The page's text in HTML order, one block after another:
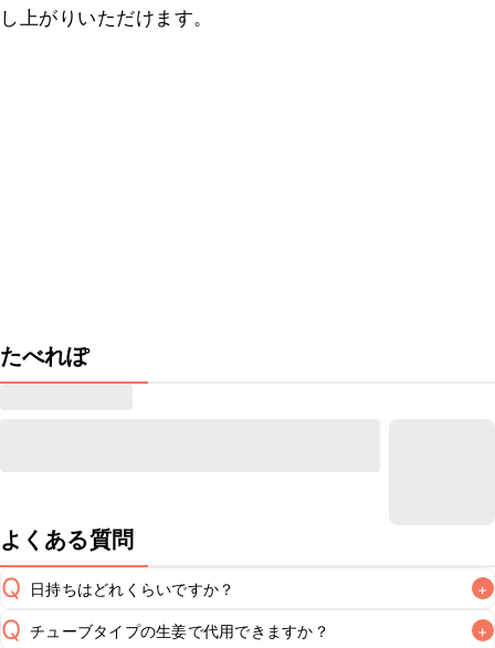
し上がりいただけます。
たべれぽ
よくある質問
Q 日持ちはどれくらいですか？ +
保存期間は冷蔵で翌日中が目安です。なるべくお早めにお召
Q チューブタイプの生姜で代用できますか？ +